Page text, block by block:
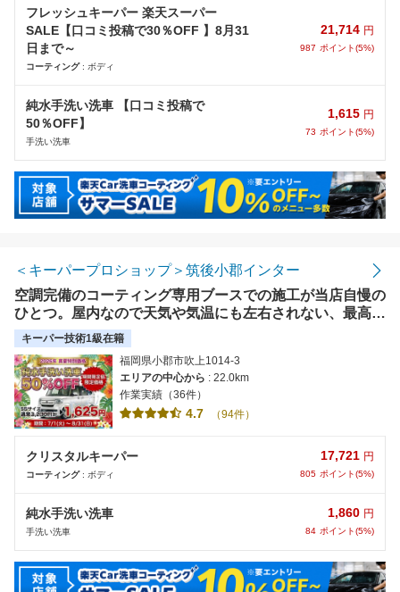
フレッシュキーパー 楽天スーパー
SALE【口コミ投稿で30％OFF 】8月31
日まで～
コーティング: ボディ
21,714 円
987 ポイント(5%)
純水手洗い洗車 【口コミ投稿で
50％OFF】
手洗い洗車
1,615 円
73 ポイント(5%)
＜キーパープロショップ＞筑後小郡インター
空調完備のコーティング専用ブースでの施工が当店自慢の
ひとつ。屋内なので天気や気温にも左右されない、最高の
仕上がりをお約束いたします。
キーパー技術1級在籍
福岡県小郡市吹上1014-3
エリアの中心から : 22.0km
作業実績（36件）
4.7 （94件）
クリスタルキーパー
コーティング: ボディ
17,721 円
805 ポイント(5%)
純水手洗い洗車
手洗い洗車
1,860 円
84 ポイント(5%)